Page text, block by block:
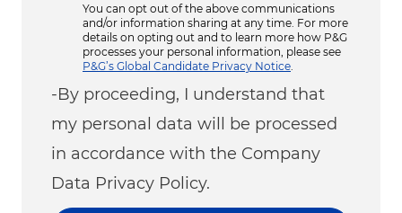
You can opt out of the above communications
and/or information sharing at any time. For more
details on opting out and to learn more how P&G
processes your personal information, please see
P&G’s Global Candidate Privacy Notice
-By proceeding, I understand that
my personal data will be processed
in accordance with the Company
Data Privacy Policy.